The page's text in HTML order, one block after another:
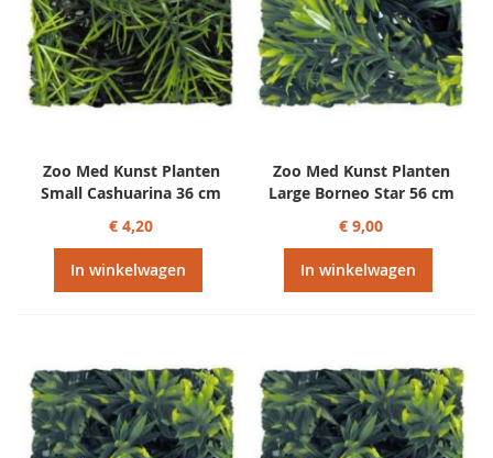
Zoo Med Kunst Planten
Small Cashuarina 36 cm
€ 4,20
In winkelwagen
Zoo Med Kunst Planten
Large Borneo Star 56 cm
€ 9,00
In winkelwagen